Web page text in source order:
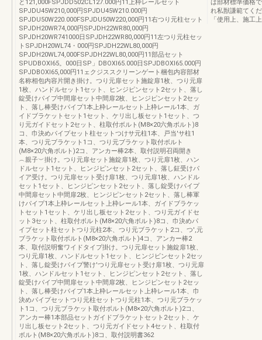
と121,000FSPJDD502CL127.000円11上枠レールセット
SPJDU45W210,000円SPJDU45W210.000円
SPJDU50W220.000FSPJDU50W220,000円11右つり元柱セット
SPJDH20WR74,000円SPJDH22WR80,000円
SPJDH20WR741000日SPJDH22WR80,000円11左つり元柱セッ
トSPJDH20WL74・000円SPJDH22WL80,000円
SPJDH20WL74,000FSPJDH22WL80,000円11部品セット
SPUDBOXl65。000日SP」DBOXl65.000日SPJDBOXl65.000円
SPJDBOXl65,000円11ェクジススクリーンゲート梱包内容部材
名称相包内容片開き掛け。つり元扉セット施錠扉1枚、つり元扉
1枚、ハンドルセット1セット、ヒンジピンセット2セット、落し
錠受けパイプ中間扉セット中間扉2枚、ヒンジピンセット2セッ
ト、落し棒受けパイプ1本上枠レールセット上枠レール1本、ガ
イドブラケットセット1セット、ケリ出し板セット1セット、つ
り元ガイドセット2セット、柱取付ボルト(M8×20六角ボルト)8
コ、巾決めパイプセット柱セットつけサ元柱1本、戸当'サ柱1
本、つり元ブラケット1コ、つり元ブラケット取付ボルト
(M8×20六角ボルト)2コ、アンカー棒2本、取付説明召両開き
︵親子︶掛け。つり元扉セット施錠扉1枚、つり元扉1枚、ハン
ドルセット1セット、ヒンジピンセット2セット、落し鉦受けパ
イア受け。つり元扉セット受け扉1枚、つり元扉1枚、ハンドル
セット1セット、ヒンジピンセット2セット、落し錠受けパイプ
中間扉セット中間扉2枚、ヒンジピンセット2セット、落し棒軍
けパイプ1本上枠レールセット上枠レール1本、ガイドブラケッ
トセット1セット、ケリ出し板セット2セット、つり元ガイドセ
ット3セット、柱取付ボルト(M8×20六角ボルト)8コ、巾決めパ
イプセット柱セットつり元柱2本、つり元ブラケット2コ、つ',元
ブラケット取付ボルト(M8×20六角ボルト)4コ、アンカー棒2
本、取付説明奮ワイドタイプ掛け。つり元扉セット施錠扉1枚、
つり元扉1枚、ハンドルセット1セット、ヒンジビンセット2セッ
ト、落し錠受けパイプ警け'つり元扉セット受け扉1枚、つり元扉
1枚、ハンドルセット1セット、ヒンジピンセット2セット、落し
錠受けパイプ中間扉セット中間扉2枚、ヒンジピンセット2セッ
ト、落し棒受けパイプ1本上枠レールセット上枠レール1本、巾
決めパイプセットつり元柱セットつり元柱1本、つり元ブラケッ
ト1コ、つり元ブラケット取付ボルト(M8×20六角ボルト)2コ、
アンカー棒1本部品セットガイドブラケットセット2セット、ケ
リ出し板セット2セット、つり元ガイドセット4セット、柱取付
ボルト(M8×20六角ボルト)8コ、取付説明書362
は部材標準価格
れ私獣謙範てく
「使用上、施工